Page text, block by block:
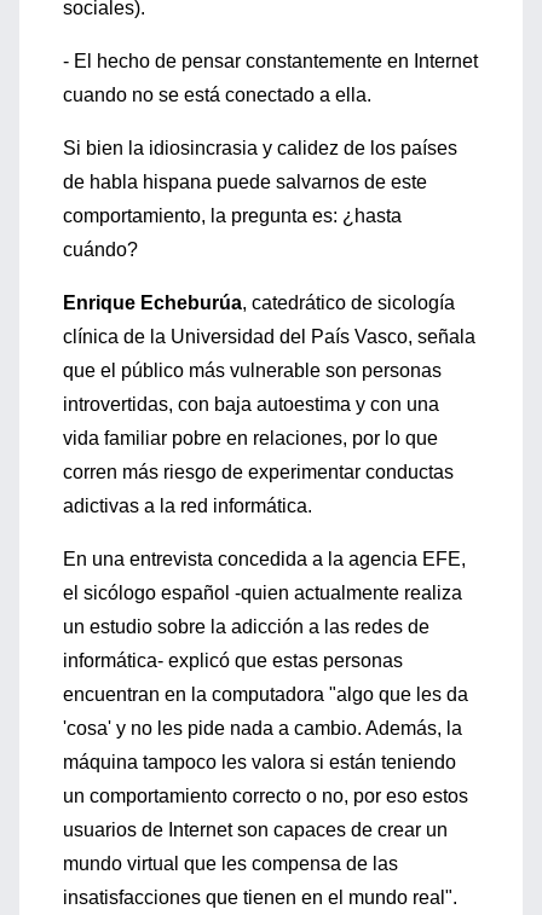
sociales).
- El hecho de pensar constantemente en Internet
cuando no se está conectado a ella.
Si bien la idiosincrasia y calidez de los países
de habla hispana puede salvarnos de este
comportamiento, la pregunta es: ¿hasta
cuándo?
Enrique Echeburúa, catedrático de sicología
clínica de la Universidad del País Vasco, señala
que el público más vulnerable son personas
introvertidas, con baja autoestima y con una
vida familiar pobre en relaciones, por lo que
corren más riesgo de experimentar conductas
adictivas a la red informática.
En una entrevista concedida a la agencia EFE,
el sicólogo español -quien actualmente realiza
un estudio sobre la adicción a las redes de
informática- explicó que estas personas
encuentran en la computadora "algo que les da
'cosa' y no les pide nada a cambio. Además, la
máquina tampoco les valora si están teniendo
un comportamiento correcto o no, por eso estos
usuarios de Internet son capaces de crear un
mundo virtual que les compensa de las
insatisfacciones que tienen en el mundo real".